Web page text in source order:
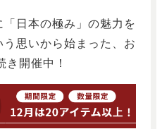
日本の極み」の魅力を
思いから始まった、お
開催中！